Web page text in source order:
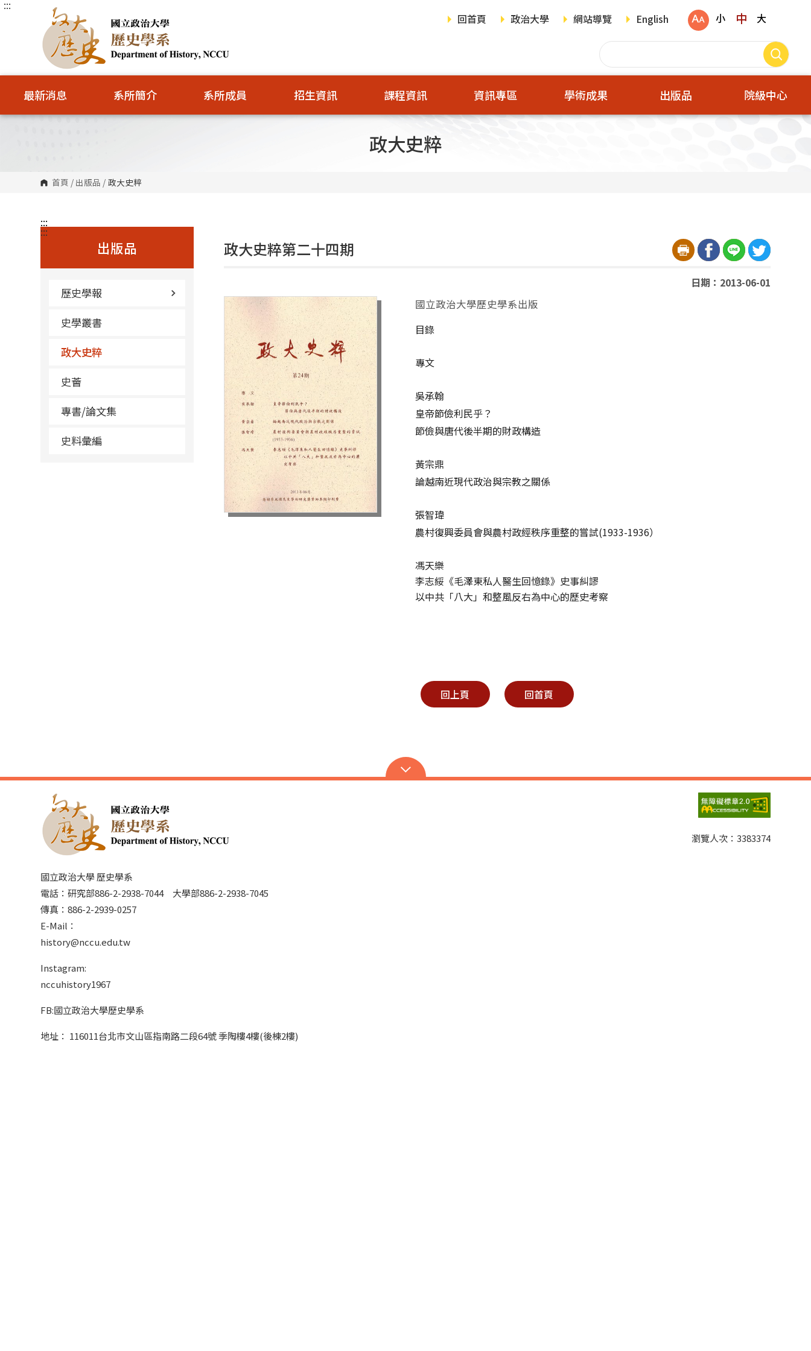
跳
塊
:::
回首頁
政治大學 網站導覽 English 小 中 大
最新消息 系所簡介 系所成員 招生資訊 課程資訊 資訊專區 學術成果 出版品 院級中心
政大史粹
首頁 / 出版品 / 政大史粹
:::
出版品
歷史學報
史學叢書
政大史粹
史薈
專書/論文集
史料彙編
:::
政大史粹第二十四期
日期：2013-06-01
國立政治大學歷史學系出版
目錄
專文
吳承翰
皇帝節儉利民乎？
節儉與唐代後半期的財政構造
黃宗鼎
論越南近現代政治與宗教之關係
張智瑋
農村復興委員會與農村政經秩序重整的嘗試(1933-1936）
馮天樂
李志綏《毛澤東私人醫生回憶錄》史事糾謬
以中共「八大」和整風反右為中心的歷史考察
回上頁 回首頁
國立政治大學 歷史學系
電話：研究部886-2-2938-7044 大學部886-2-2938-7045
傳真：886-2-2939-0257
E-Mail：
history@nccu.edu.tw
Instagram:
nccuhistory1967
FB:國立政治大學歷史學系
地址： 116011台北市文山區指南路二段64號 季陶樓4樓(後棟2樓)
瀏覽人次： 3383374